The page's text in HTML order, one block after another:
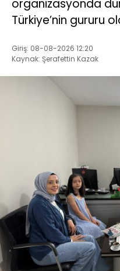
organizasyonda
Türkiye’nin gururu
Giriş: 08-08-2026 12:20
Kaynak: Şerafettin Kazak